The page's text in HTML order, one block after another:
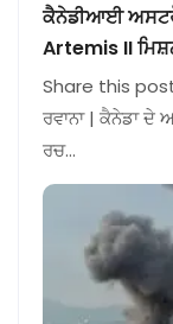
ਕੈਨੇਡੀਆਈ
Artemis II
Share this
ਰਵਾਨਾ | ਕੈਨੇਡਾ ਦੇ
ਰਚ…